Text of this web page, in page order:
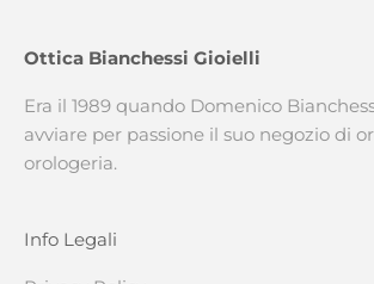
Ottica Bianchessi Gioielli
Era il 1989 quando Domenico
avviare per passione il suo negozio di
orologeria.
Info Legali